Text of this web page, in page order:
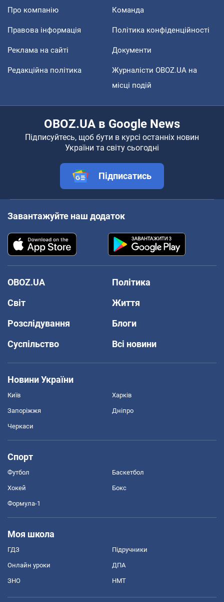
Про компанію Команда
Правова інформація Політика конфіденційності
Реклама на сайті Документи
Редакційна політика
Журналісти OBOZ.UA на
місці подій
OBOZ.UA в Google News
Підписуйтесь, щоб бути в курсі останніх новин
України та світу сьогодні
Підписатись
Завантажуйте наш додаток
OBOZ.UA
Політика
Світ
Життя
Розслідування
Блоги
Суспільство
Всі новини
Новини України
Київ Харків
Запоріжжя Дніпро
Черкаси
Спорт
Футбол Баскетбол
Хокей Бокс
Формула-1
Моя школа
ГДЗ Підручники
Онлайн уроки ДПА
ЗНО НМТ